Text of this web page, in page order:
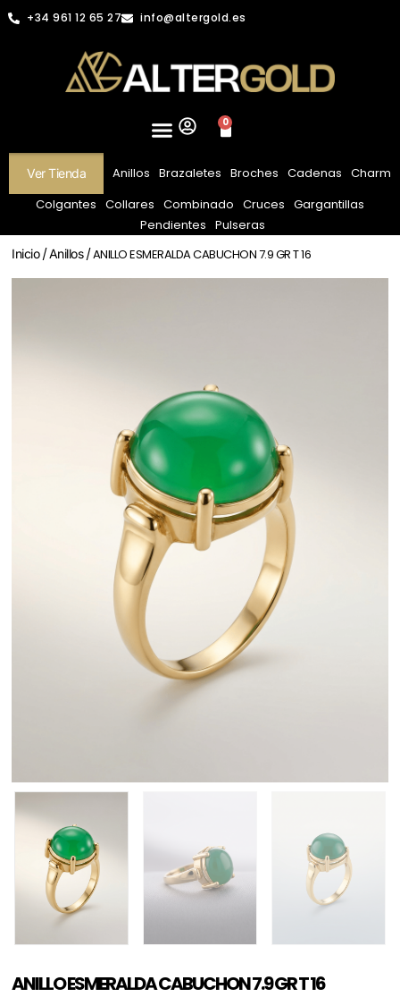
+34 961 12 65 27 info@altergold.es
0
Ver Tienda Anillos Brazaletes Broches Cadenas Charm
Colgantes Collares Combinado Cruces Gargantillas
Pendientes Pulseras
Inicio/Anillos/ ANILLO ESMERALDA CABUCHON 7.9 GR T 16
ANILLO ESMERALDA CABUCHON 7.9 GR T 16